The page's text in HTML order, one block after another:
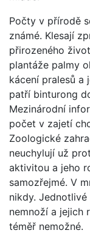
Počty v přírodě
známé. Klesají
přirozeného
plantáže palmy
kácení pralesů a
patří binturong
Mezinárodní
počet v zajetí
Zoologické
neuchylují už
aktivitou a jeho
samozřejmé. V
nikdy.
nemnoží a jejich
téměř nemožné.